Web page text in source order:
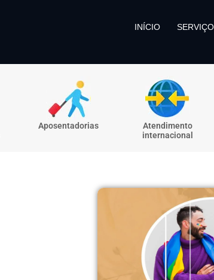
INÍCIO
Aposentadorias
Atendimento
internacional